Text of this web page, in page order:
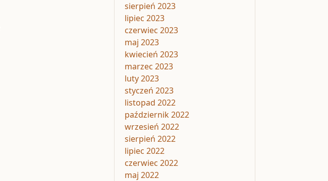
sierpień 2023
lipiec 2023
czerwiec 2023
maj 2023
kwiecień 2023
marzec 2023
luty 2023
styczeń 2023
listopad 2022
październik 2022
wrzesień 2022
sierpień 2022
lipiec 2022
czerwiec 2022
maj 2022